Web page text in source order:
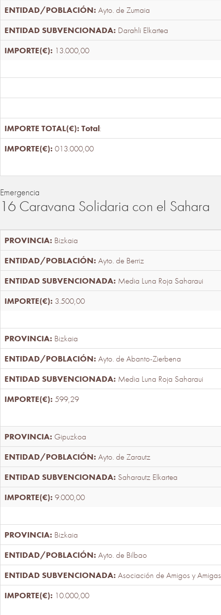
Ayto. de Zumaia
Darahli Elkartea
13.000,00
Total:
013.000,00
Emergencia
16 Caravana Solidaria con el Sahara
Bizkaia
Ayto. de Berriz
Media Luna Roja Saharaui
3.500,00
Bizkaia
Ayto. de Abanto-Zierbena
Media Luna Roja Saharaui
599,29
Gipuzkoa
Ayto. de Zarautz
Saharautz Elkartea
9.000,00
Bizkaia
Ayto. de Bilbao
Asociación de Amigos y
10.000,00